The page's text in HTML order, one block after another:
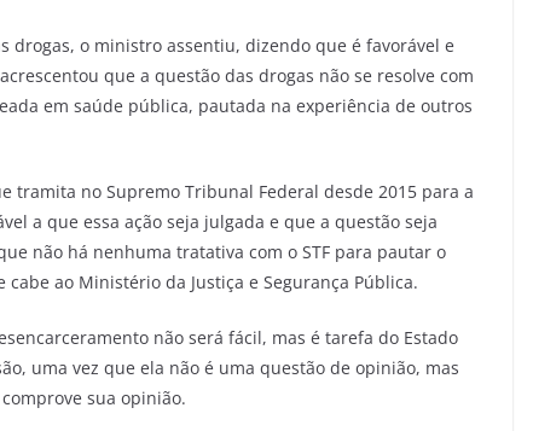
drogas, o ministro assentiu, dizendo que é favorável e
que a questão das drogas não se resolve com
em saúde pública, pautada na experiência de outros
tramita no Supremo Tribunal Federal desde 2015 para a
a que essa ação seja julgada e que a questão seja
não há nenhuma tratativa com o STF para pautar o
ao Ministério da Justiça e Segurança Pública.
não será fácil, mas é tarefa do Estado
uma vez que ela não é uma questão de opinião, mas
sua opinião.